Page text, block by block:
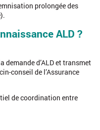
prolongée des
ALD ?
demande d’ALD et transmet
conseil de l’Assurance
de coordination entre